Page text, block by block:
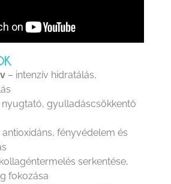
– intenzív hidratálás,
nyugtató, gyulladáscsökkentő
antioxidáns, fényvédelem és
serkentése,
fokozása